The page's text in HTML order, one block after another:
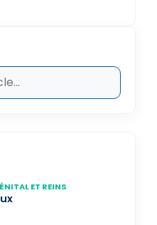
ET REINS